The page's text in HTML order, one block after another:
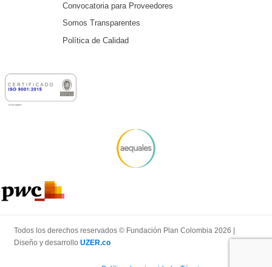
Convocatoria para Proveedores
Somos Transparentes
Política de Calidad
Todos los derechos reservados © Fundación Plan Colombia 2026 |
Diseño y desarrollo UZER.co